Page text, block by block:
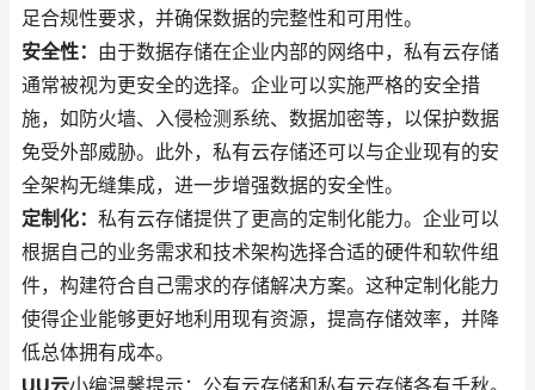
足合规性要求，并确保数据的完整性和可用性。
安全性： 由于数据存储在企业内部的网络中，私有云存储
通常被视为更安全的选择。企业可以实施严格的安全措
施，如防火墙、入侵检测系统、数据加密等，以保护数据
免受外部威胁。此外，私有云存储还可以与企业现有的安
全架构无缝集成，进一步增强数据的安全性。
定制化： 私有云存储提供了更高的定制化能力。企业可以
根据自己的业务需求和技术架构选择合适的硬件和软件组
件，构建符合自己需求的存储解决方案。这种定制化能力
使得企业能够更好地利用现有资源，提高存储效率，并降
低总体拥有成本。